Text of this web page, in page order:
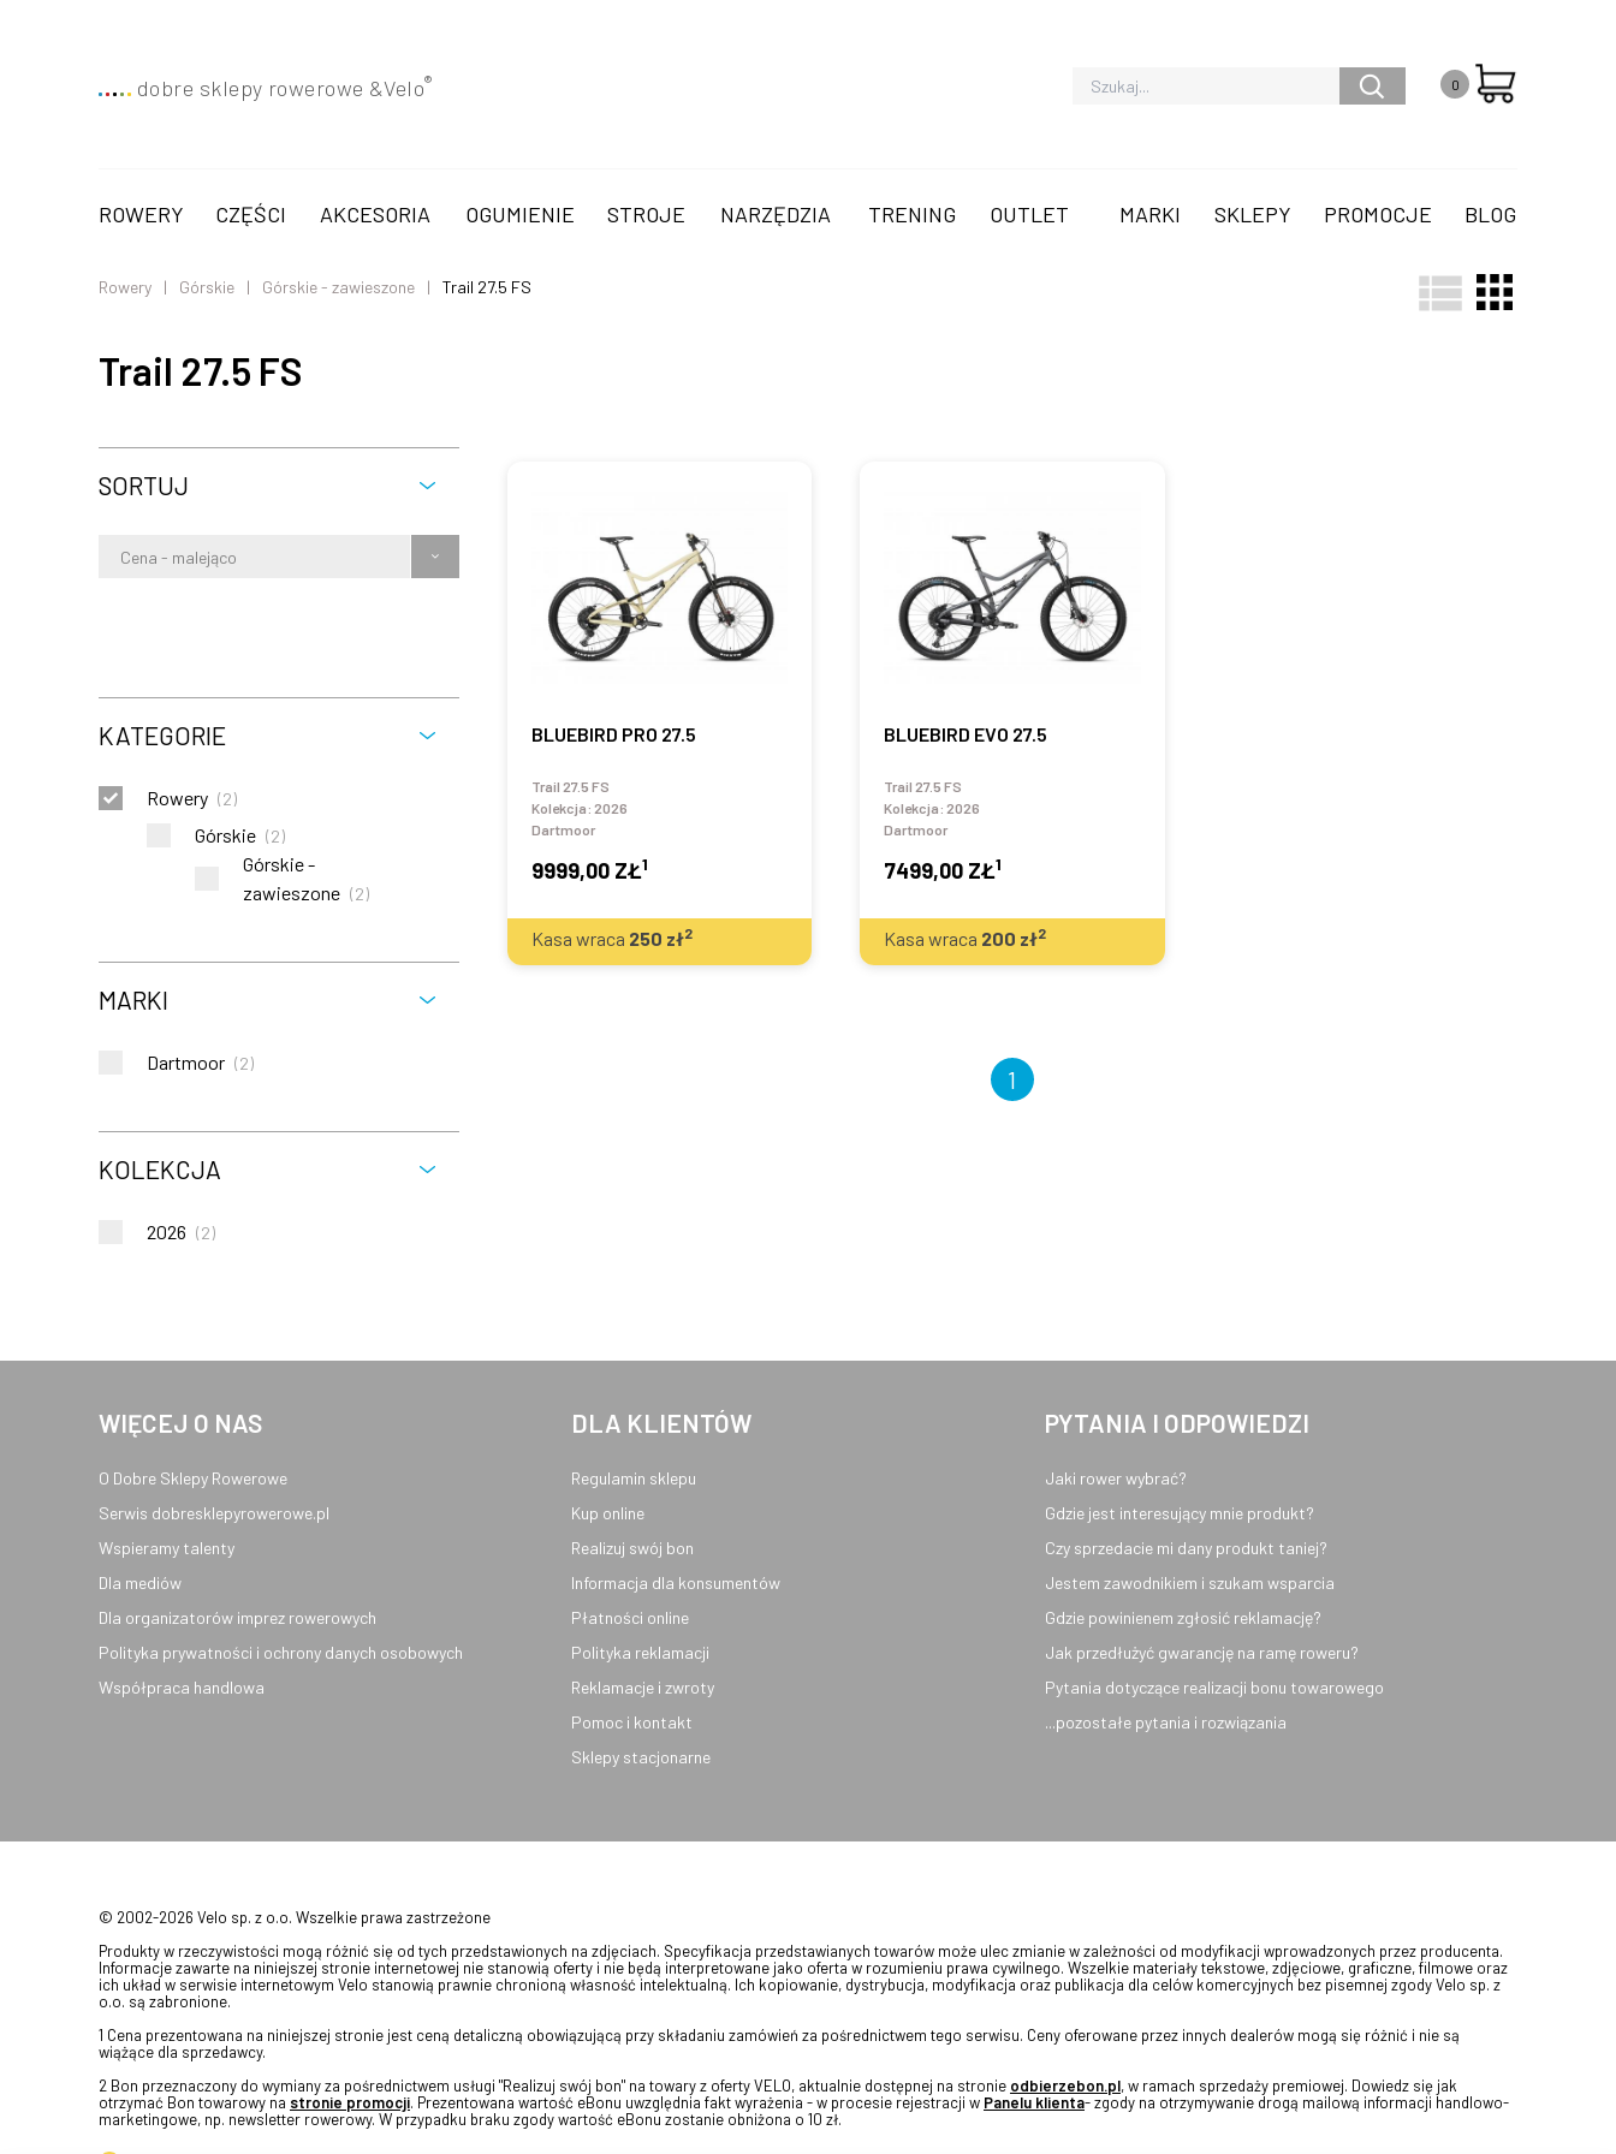
dobre sklepy rowerowe &Velo® 0
ROWERY CZĘŚCI AKCESORIA OGUMIENIE STROJE NARZĘDZIA TRENING OUTLET MARKI SKLEPY PROMOCJE BLOG
Rowery Górskie Górskie - zawieszone Trail 27.5 FS
Trail 27.5 FS
SORTUJ
Cena - malejąco
KATEGORIE
Rowery (2)
Górskie (2)
Górskie -
zawieszone (2)
MARKI
Dartmoor (2)
KOLEKCJA
2026 (2)
BLUEBIRD PRO 27.5
Trail 27.5 FS
Kolekcja: 2026
Dartmoor
9999,00 ZŁ1
Kasa wraca 250 zł2
BLUEBIRD EVO 27.5
Trail 27.5 FS
Kolekcja: 2026
Dartmoor
7499,00 ZŁ1
Kasa wraca 200 zł2
1
WIĘCEJ O NAS
O Dobre Sklepy Rowerowe
Serwis dobresklepyrowerowe.pl
Wspieramy talenty
Dla mediów
Dla organizatorów imprez rowerowych
Polityka prywatności i ochrony danych osobowych
Współpraca handlowa
DLA KLIENTÓW
Regulamin sklepu
Kup online
Realizuj swój bon
Informacja dla konsumentów
Płatności online
Polityka reklamacji
Reklamacje i zwroty
Pomoc i kontakt
Sklepy stacjonarne
PYTANIA I ODPOWIEDZI
Jaki rower wybrać?
Gdzie jest interesujący mnie produkt?
Czy sprzedacie mi dany produkt taniej?
Jestem zawodnikiem i szukam wsparcia
Gdzie powinienem zgłosić reklamację?
Jak przedłużyć gwarancję na ramę roweru?
Pytania dotyczące realizacji bonu towarowego
...pozostałe pytania i rozwiązania
© 2002-2026 Velo sp. z o.o. Wszelkie prawa zastrzeżone
Produkty w rzeczywistości mogą różnić się od tych przedstawionych na zdjęciach. Specyfikacja przedstawianych towarów może ulec zmianie w zależności od modyfikacji wprowadzonych przez producenta.
Informacje zawarte na niniejszej stronie internetowej nie stanowią oferty i nie będą interpretowane jako oferta w rozumieniu prawa cywilnego. Wszelkie materiały tekstowe, zdjęciowe, graficzne, filmowe oraz
ich układ w serwisie internetowym Velo stanowią prawnie chronioną własność intelektualną. Ich kopiowanie, dystrybucja, modyfikacja oraz publikacja dla celów komercyjnych bez pisemnej zgody Velo sp. z
o.o. są zabronione.
1 Cena prezentowana na niniejszej stronie jest ceną detaliczną obowiązującą przy składaniu zamówień za pośrednictwem tego serwisu. Ceny oferowane przez innych dealerów mogą się różnić i nie są
wiążące dla sprzedawcy.
2 Bon przeznaczony do wymiany za pośrednictwem usługi "Realizuj swój bon" na towary z oferty VELO, aktualnie dostępnej na stronie odbierzebon.pl, w ramach sprzedaży premiowej. Dowiedz się jak
otrzymać Bon towarowy na stronie promocji. Prezentowana wartość eBonu uwzględnia fakt wyrażenia - w procesie rejestracji w Panelu klienta- zgody na otrzymywanie drogą mailową informacji handlowo-
marketingowe, np. newsletter rowerowy. W przypadku braku zgody wartość eBonu zostanie obniżona o 10 zł.